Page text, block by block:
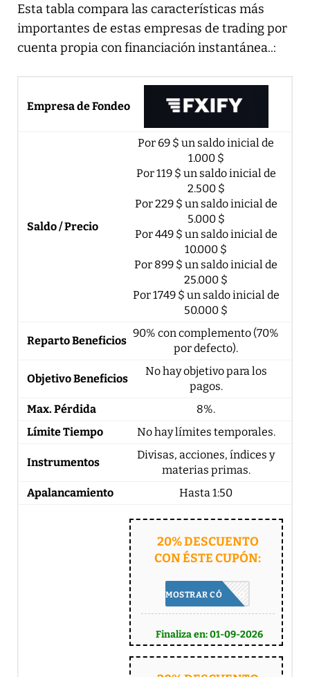
Esta tabla compara las características más
importantes de estas empresas de trading por
cuenta propia con financiación instantánea..:
Por 69 $ un saldo inicial de
1.000 $
Por 119 $ un saldo inicial de
2.500 $
Por 229 $ un saldo inicial de
5.000 $
Por 449 $ un saldo inicial de
10.000 $
Por 899 $ un saldo inicial de
25.000 $
Por 1749 $ un saldo inicial de
50.000 $
90% con complemento (70%
por defecto).
No hay objetivo para los
pagos.
8%.
No hay límites temporales.
Divisas, acciones, índices y
materias primas.
Hasta 1:50
20% DESCUENTO
CON ÉSTE CUPÓN:
HOT20
MOSTRAR CÓDIGO
Finaliza en: 01-09-2026